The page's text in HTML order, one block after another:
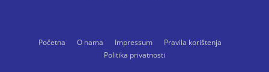
Početna O nama Impressum
Pravila korištenja
Politika privatnosti